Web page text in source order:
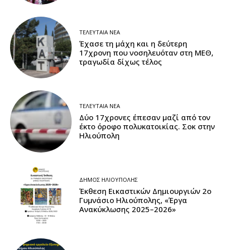
ΤΕΛΕΥΤΑΊΑ ΝΈΑ
Έχασε τη μάχη και η δεύτερη
17χρονη που νοσηλευόταν στη ΜΕΘ,
τραγωδία δίχως τέλος
ΤΕΛΕΥΤΑΊΑ ΝΈΑ
Δύο 17χρονες έπεσαν μαζί από τον
έκτο όροφο πολυκατοικίας. Σοκ στην
Ηλιούπολη
ΔΉΜΟΣ ΗΛΙΟΎΠΟΛΗΣ
Έκθεση Εικαστικών Δημιουργιών 2ο
Γυμνάσιο Ηλιούπολης, «Έργα
Ανακύκλωσης 2025–2026»